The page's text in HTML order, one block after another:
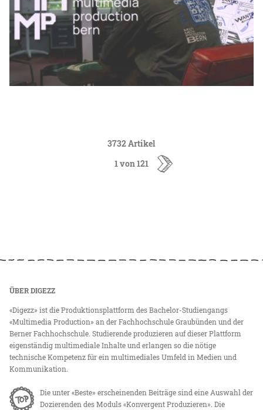
3732 Artikel
1 von 121
ÜBER DIGEZZ
«Digezz» ist die Produktionsplattform des Bachelor-Studiengangs
«Multimedia Production» an der Fachhochschule Graubünden und der
Berner Fachhochschule. Studierende produzieren auf dieser Plattform
eigenständig multimediale Inhalte und erlangen so die nötige
technische Kompetenz für ein multimediales Umfeld in Medien und
Kommunikation.
Die unter «Beste» erscheinenden Beiträge sind eine Auswahl der
Dozierenden des Moduls «Konvergent Produzieren». Die